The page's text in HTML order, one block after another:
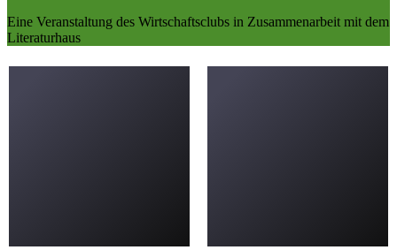
Eine Veranstaltung des Wirtschaftsclubs in Zusammenarbeit mit dem
Literaturhaus